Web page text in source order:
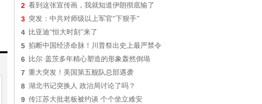
2 看到这张宣传画，我就知道伊朗彻底输了
3 突发：中共对师级以上军官“下狠手”
4 比亚迪“恒大时刻”来了
5 掐断中国经济命脉！川普祭出史上最严禁令
6 比尔·盖茨多年精心塑造的形象轰然倒塌
7 重大突发！美国第五舰队总部遇袭
8 湖北书记突换人 政治局讨论了吗？
9 传江苏大批老板被约谈 个个坐立难安